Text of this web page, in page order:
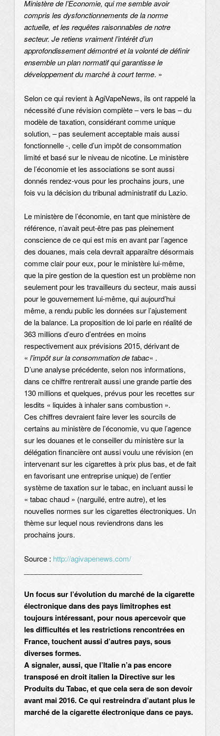
Ministère de l’Economie, qui me semble avoir
compris les dysfonctionnements de la norme
actuelle, et les requêtes raisonnables de notre
secteur. Je retiens vraiment l’intérêt d’un
approfondissement démontré et la volonté de définir
ensemble un plan normatif qui garantisse le
développement du marché à court terme. »
Selon ce qui revient à AgiVapeNews, ils ont rappelé la
nécessité d’une révision complète – vers le bas – du
modèle de taxation, considérant comme unique
solution, – pas seulement acceptable mais aussi
fonctionnelle -, celle d’un impôt de consommation
limité et basé sur le niveau de nicotine. Le ministère
de l’économie et les associations se sont aussi
donnés rendez-vous pour les prochains jours, une
fois vu la décision du tribunal administratif du Lazio.
Le ministère de l’économie, en tant que ministère de
référence, n’avait peut-être pas pas pleinement
conscience de ce qui est mis en avant par l’agence
des douanes, mais cela devrait apparaître désormais
comme clair pour eux, pour le ministère lui-même,
que la pire gestion de la question est un problème non
seulement pour les travailleurs du secteur, mais aussi
pour le gouvernement lui-même, qui aujourd’hui
même, a rendu public les données sur l’ajustement
de la balance. La proposition de loi parle en réalité de
363 millions d’euro d’entrées en moins
respectivement aux prévisions 2015, dérivant de
« l’impôt sur la consommation de tabac« .
D’une analyse précédente, selon nos informations,
dans ce chiffre rentrerait aussi une grande partie des
130 millions et quelques, prévus pour les recettes sur
lesdits « liquides à inhaler sans combustion ».
Ces chiffres devraient faire lever les sourcils de
certains au ministère de l’économie, vu que l’agence
sur les douanes et le conseiller du ministère sur la
délégation financière ont aussi voulu une révision (en
intervenant sur les cigarettes à prix plus bas, et de fait
en favorisant une entreprise unique) de l’entier
système de taxation sur le tabac, en incluant aussi le
« tabac chaud » (narguilé, entre autre), et les
nouvelles normes sur les cigarettes électroniques. Un
thème sur lequel nous reviendrons dans les
prochains jours.
Source : http://agivapenews.com/
Un focus sur l’évolution du marché de la cigarette
électronique dans des pays limitrophes est
toujours intéressant, pour nous apercevoir que
les difficultés et les restrictions rencontrées en
France, touchent aussi d’autres pays, sous
diverses formes.
A signaler, aussi, que l’Italie n’a pas encore
transposé en droit italien la Directive sur les
Produits du Tabac, et que cela sera de son devoir
avant mai 2016. Ce qui restreindra d’autant plus le
marché de la cigarette électronique dans ce pays.